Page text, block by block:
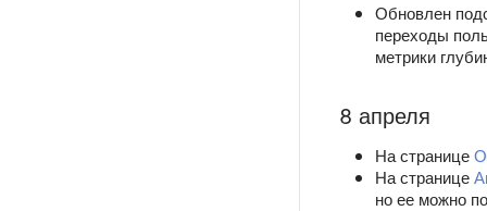
Обновлен
переходы
метрики
8 апреля
На странице
На странице
но ее можно